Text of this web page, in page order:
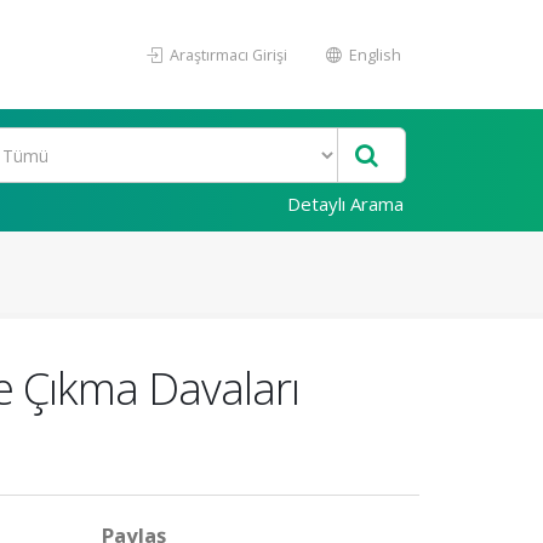
Araştırmacı Girişi English
Detaylı Arama
Davaları
Paylaş